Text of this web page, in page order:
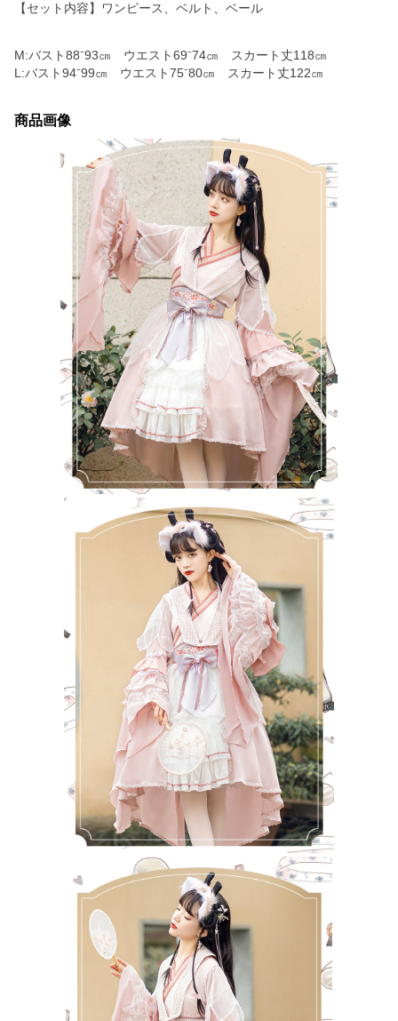
【セット内容】ワンピース、ベルト、ベール
M:バスト88⁻93㎝ ウエスト69⁻74㎝ スカート丈118㎝
L:バスト94⁻99㎝ ウエスト75⁻80㎝ スカート丈122㎝
商品画像